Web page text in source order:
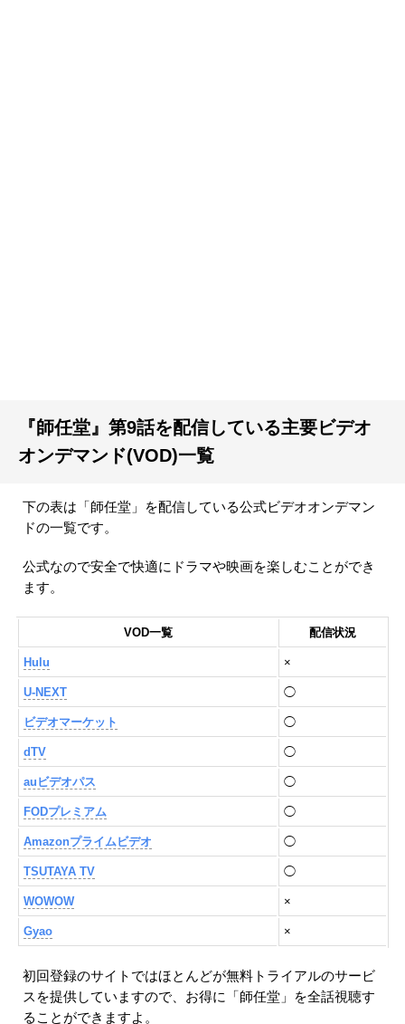
『師任堂』第9話を配信している主要ビデオ
オンデマンド(VOD)一覧
下の表は「師任堂」を配信している公式ビデオオンデマン
ドの一覧です。
公式なので安全で快適にドラマや映画を楽しむことができ
ます。
VOD一覧 配信状況
Hulu ×
U-NEXT ◯
ビデオマーケット ◯
dTV ◯
auビデオパス ◯
FODプレミアム ◯
Amazonプライムビデオ ◯
TSUTAYA TV ◯
WOWOW ×
Gyao ×
初回登録のサイトではほとんどが無料トライアルのサービ
スを提供していますので、お得に「師任堂」を全話視聴す
ることができますよ。